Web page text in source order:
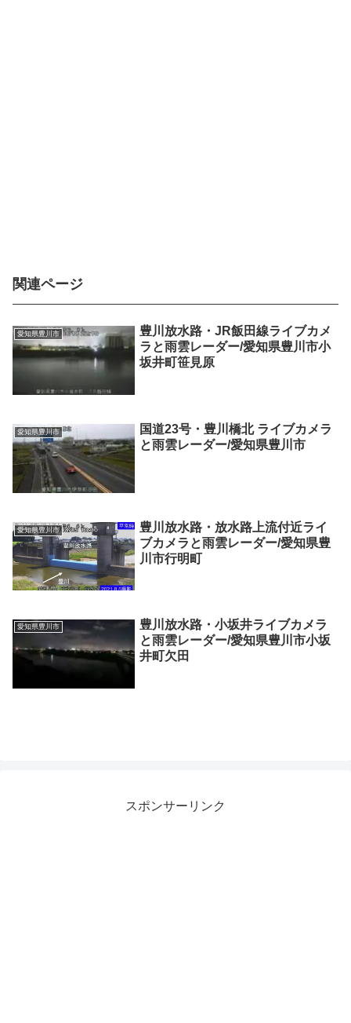
関連ページ
愛知県豊川市
豊川放水路・JR飯田線ライブカメ
ラと雨雲レーダー/愛知県豊川市小
坂井町笹見原
愛知県豊川市
国道23号・豊川橋北 ライブカメラ
と雨雲レーダー/愛知県豊川市
愛知県豊川市
豊川放水路・放水路上流付近ライ
ブカメラと雨雲レーダー/愛知県豊
川市行明町
愛知県豊川市
豊川放水路・小坂井ライブカメラ
と雨雲レーダー/愛知県豊川市小坂
井町欠田
スポンサーリンク